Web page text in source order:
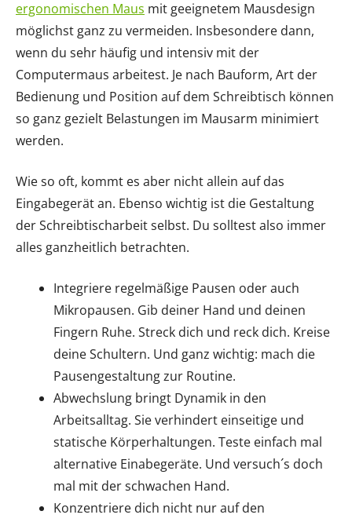
ergonomischen Maus mit geeignetem Mausdesign
möglichst ganz zu vermeiden. Insbesondere dann,
wenn du sehr häufig und intensiv mit der
Computermaus arbeitest. Je nach Bauform, Art der
Bedienung und Position auf dem Schreibtisch können
so ganz gezielt Belastungen im Mausarm minimiert
werden.
Wie so oft, kommt es aber nicht allein auf das
Eingabegerät an. Ebenso wichtig ist die Gestaltung
der Schreibtischarbeit selbst. Du solltest also immer
alles ganzheitlich betrachten.
Integriere regelmäßige Pausen oder auch
Mikropausen. Gib deiner Hand und deinen
Fingern Ruhe. Streck dich und reck dich. Kreise
deine Schultern. Und ganz wichtig: mach die
Pausengestaltung zur Routine.
Abwechslung bringt Dynamik in den
Arbeitsalltag. Sie verhindert einseitige und
statische Körperhaltungen. Teste einfach mal
alternative Einabegeräte. Und versuch´s doch
mal mit der schwachen Hand.
Konzentriere dich nicht nur auf den